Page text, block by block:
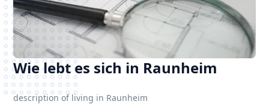
Wie lebt es sich in Raunheim
description of living in Raunheim